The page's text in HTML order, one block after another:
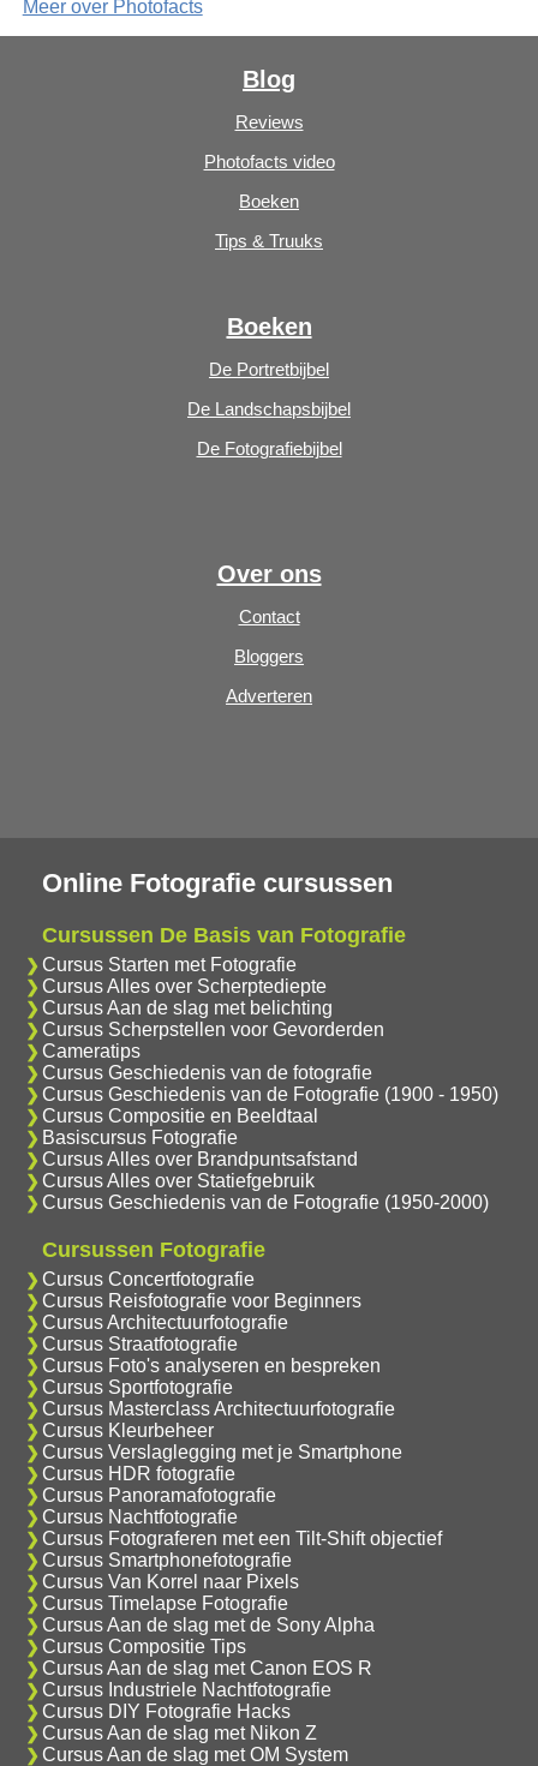
Meer over Photofacts
Blog
Reviews
Photofacts video
Boeken
Tips & Truuks
Boeken
De Portretbijbel
De Landschapsbijbel
De Fotografiebijbel
Over ons
Contact
Bloggers
Adverteren
Online Fotografie cursussen
Cursussen De Basis van Fotografie
Cursus Starten met Fotografie
Cursus Alles over Scherptediepte
Cursus Aan de slag met belichting
Cursus Scherpstellen voor Gevorderden
Cameratips
Cursus Geschiedenis van de fotografie
Cursus Geschiedenis van de Fotografie (1900 - 1950)
Cursus Compositie en Beeldtaal
Basiscursus Fotografie
Cursus Alles over Brandpuntsafstand
Cursus Alles over Statiefgebruik
Cursus Geschiedenis van de Fotografie (1950-2000)
Cursussen Fotografie
Cursus Concertfotografie
Cursus Reisfotografie voor Beginners
Cursus Architectuurfotografie
Cursus Straatfotografie
Cursus Foto's analyseren en bespreken
Cursus Sportfotografie
Cursus Masterclass Architectuurfotografie
Cursus Kleurbeheer
Cursus Verslaglegging met je Smartphone
Cursus HDR fotografie
Cursus Panoramafotografie
Cursus Nachtfotografie
Cursus Fotograferen met een Tilt-Shift objectief
Cursus Smartphonefotografie
Cursus Van Korrel naar Pixels
Cursus Timelapse Fotografie
Cursus Aan de slag met de Sony Alpha
Cursus Compositie Tips
Cursus Aan de slag met Canon EOS R
Cursus Industriele Nachtfotografie
Cursus DIY Fotografie Hacks
Cursus Aan de slag met Nikon Z
Cursus Aan de slag met OM System